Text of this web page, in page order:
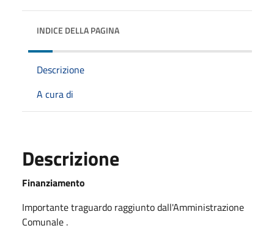
INDICE DELLA PAGINA
Descrizione
A cura di
Descrizione
Finanziamento
Importante traguardo raggiunto dall'Amministrazione
Comunale .